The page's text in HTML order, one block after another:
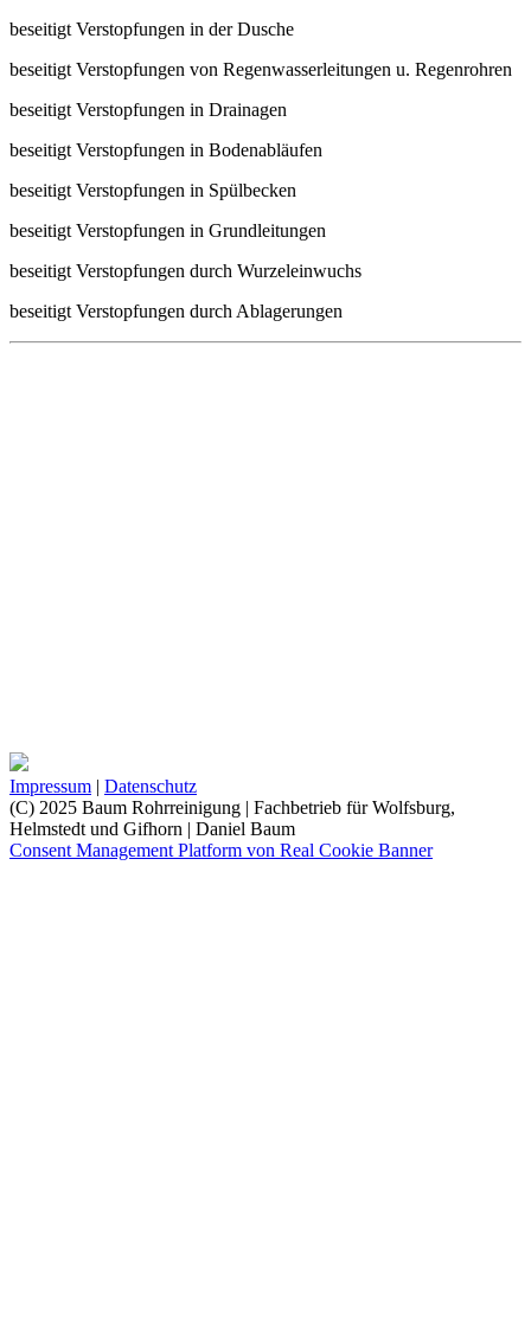
beseitigt Verstopfungen in der Dusche
beseitigt Verstopfungen von Regenwasserleitungen u. Regenrohren
beseitigt Verstopfungen in Drainagen
beseitigt Verstopfungen in Bodenabläufen
beseitigt Verstopfungen in Spülbecken
beseitigt Verstopfungen in Grundleitungen
beseitigt Verstopfungen durch Wurzeleinwuchs
beseitigt Verstopfungen durch Ablagerungen
Impressum | Datenschutz
(C) 2025 Baum Rohrreinigung | Fachbetrieb für Wolfsburg,
Helmstedt und Gifhorn | Daniel Baum
Consent Management Platform von Real Cookie Banner